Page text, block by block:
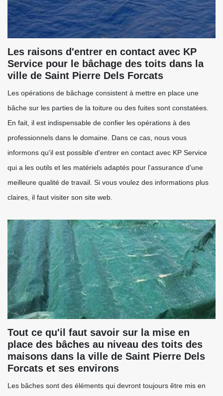
Les raisons d'entrer en contact avec KP
Service pour le bâchage des toits dans la
ville de Saint Pierre Dels Forcats
Les opérations de bâchage consistent à mettre en place une
bâche sur les parties de la toiture ou des fuites sont constatées.
En fait, il est indispensable de confier les opérations à des
professionnels dans le domaine. Dans ce cas, nous vous
informons qu'il est possible d'entrer en contact avec KP Service
qui a les outils et les matériels adaptés pour l'assurance d'une
meilleure qualité de travail. Si vous voulez des informations plus
claires, il faut visiter son site web.
Tout ce qu'il faut savoir sur la mise en
place des bâches au niveau des toits des
maisons dans la ville de Saint Pierre Dels
Forcats et ses environs
Les bâches sont des éléments qui devront toujours être mis en